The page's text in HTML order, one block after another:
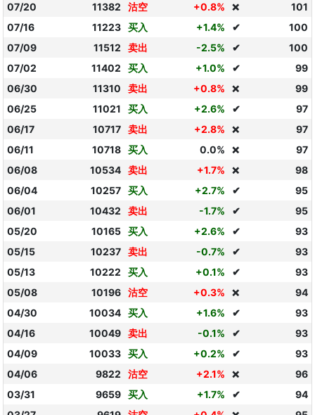
07/20
11382 沽空 +0.8% ❌
101
07/16
11223 买入 +1.4% ✔
100
07/09
11512 卖出 -2.5% ✔
100
07/02
11402 买入 +1.0% ✔
99
06/30
11310 卖出 +0.8% ❌
99
06/25
11021 买入 +2.6% ✔
97
06/17
10717 卖出 +2.8% ❌
97
06/11
10718 买入 0.0% ❌
97
06/08
10534 卖出 +1.7% ❌
98
06/04
10257 买入 +2.7% ✔
95
06/01
10432 卖出 -1.7% ✔
95
05/20
10165 买入 +2.6% ✔
93
05/15
10237 卖出 -0.7% ✔
93
05/13
10222 买入 +0.1% ✔
93
05/08
10196 沽空 +0.3% ❌
94
04/30
10034 买入 +1.6% ✔
93
04/16
10049 卖出 -0.1% ✔
93
04/09
10033 买入 +0.2% ✔
93
04/06
9822 沽空 +2.1% ❌
96
03/31
9659 买入 +1.7% ✔
94